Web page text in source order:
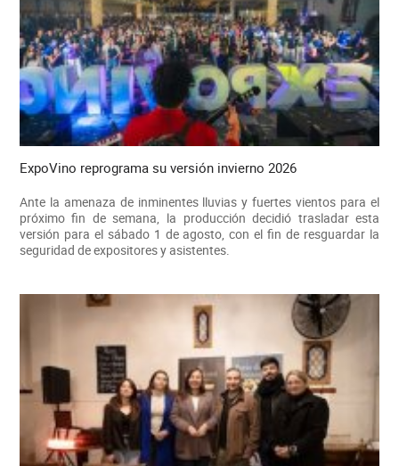
ExpoVino reprograma su versión invierno 2026
Ante la amenaza de inminentes lluvias y fuertes vientos para el
próximo fin de semana, la producción decidió trasladar esta
versión para el sábado 1 de agosto, con el fin de resguardar la
seguridad de expositores y asistentes.